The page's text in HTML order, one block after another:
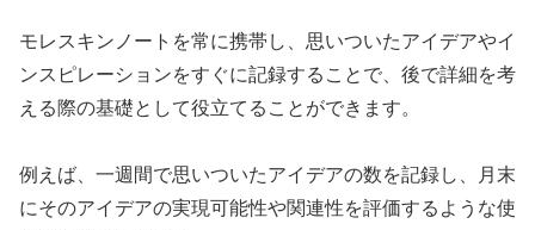
モレスキンノートを常に携帯し、思いついたアイデアやイ
ンスピレーションをすぐに記録することで、後で詳細を考
える際の基礎として役立てることができます。
例えば、一週間で思いついたアイデアの数を記録し、月末
にそのアイデアの実現可能性や関連性を評価するような使